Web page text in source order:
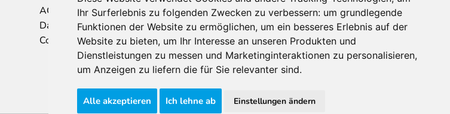
Ihr Surferlebnis zu folgenden Zwecken zu verbessern: um grundlegende
Funktionen der Website zu ermöglichen, um ein besseres Erlebnis auf der
Website zu bieten, um Ihr Interesse an unseren Produkten und
Dienstleistungen zu messen und Marketinginteraktionen zu personalisieren,
um Anzeigen zu liefern die für Sie relevanter sind.
Alle akzeptieren Ich lehne ab Einstellungen ändern
AGB
Datenschutzklärung
Cookie Richtlinie
Serviceangebote zu Themen rund um die
Immobilie.